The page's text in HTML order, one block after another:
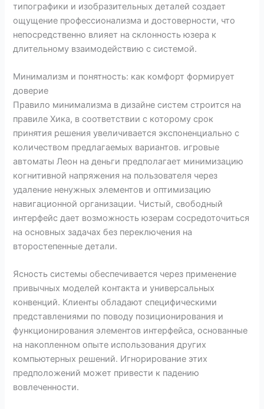
типографики и изобразительных деталей создает
ощущение профессионализма и достоверности, что
непосредственно влияет на склонность юзера к
длительному взаимодействию с системой.
Минимализм и понятность: как комфорт формирует
доверие
Правило минимализма в дизайне систем строится на
правиле Хика, в соответствии с которому срок
принятия решения увеличивается экспоненциально с
количеством предлагаемых вариантов. игровые
автоматы Леон на деньги предполагает минимизацию
когнитивной напряжения на пользователя через
удаление ненужных элементов и оптимизацию
навигационной организации. Чистый, свободный
интерфейс дает возможность юзерам сосредоточиться
на основных задачах без переключения на
второстепенные детали.
Ясность системы обеспечивается через применение
привычных моделей контакта и универсальных
конвенций. Клиенты обладают специфическими
представлениями по поводу позиционирования и
функционирования элементов интерфейса, основанные
на накопленном опыте использования других
компьютерных решений. Игнорирование этих
предположений может привести к падению
вовлеченности.